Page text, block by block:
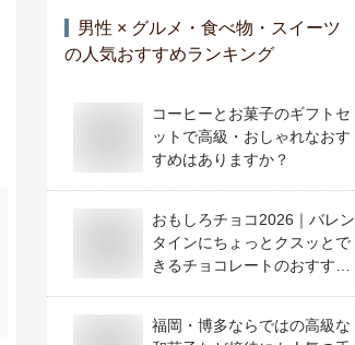
男性 × グルメ・食べ物・スイーツ
の人気おすすめランキング
コーヒーとお菓子のギフトセ
ットで高級・おしゃれなおす
すめはありますか？
おもしろチョコ2026｜バレン
タインにちょっとクスッとで
きるチョコレートのおすすめ
福岡・博多ならではの高級な